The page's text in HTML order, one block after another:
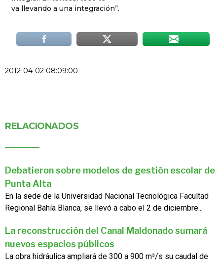
va llevando a una integración”.
2012-04-02 08:09:00
RELACIONADOS
Debatieron sobre modelos de gestión escolar de
Punta Alta
En la sede de la Universidad Nacional Tecnológica Facultad
Regional Bahía Blanca, se llevó a cabo el 2 de diciembre...
La reconstrucción del Canal Maldonado sumará
nuevos espacios públicos
La obra hidráulica ampliará de 300 a 900 m³/s su caudal de